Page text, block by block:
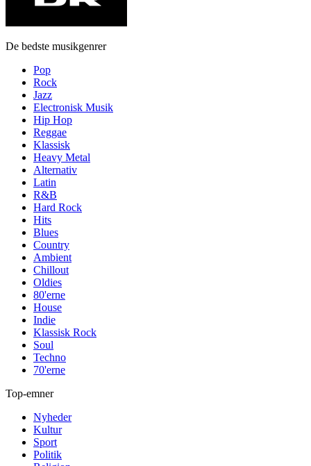
De bedste musikgenrer
Pop
Rock
Jazz
Electronisk Musik
Hip Hop
Reggae
Klassisk
Heavy Metal
Alternativ
Latin
R&B
Hard Rock
Hits
Blues
Country
Ambient
Chillout
Oldies
80'erne
House
Indie
Klassisk Rock
Soul
Techno
70'erne
Top-emner
Nyheder
Kultur
Sport
Politik